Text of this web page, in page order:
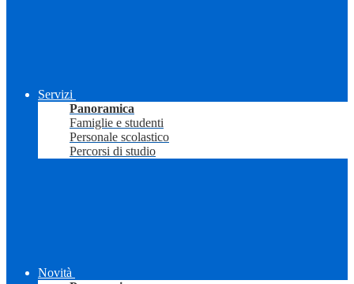
Servizi
Panoramica
Famiglie e studenti
Personale scolastico
Percorsi di studio
Novità